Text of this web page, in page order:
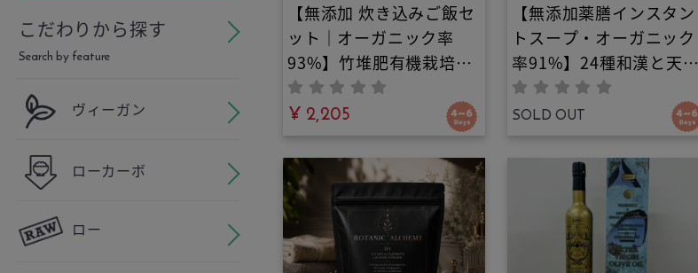
こだわりから探す
Search by feature
ヴィーガン
ローカーボ
ロー
【無添加 炊き込みご飯セ
ット｜オーガニック率
93%】竹堆肥有機栽培米
と24種和漢の極み養生炊
き込み御膳キット｜最高
のご褒美御膳を自宅で！
広島産分水嶺米と中医薬
膳師厳選の和漢素材が融
合。ヴィーガン・五葷フ
リーで手軽に温活を叶え
る食養生
¥ 2,205
【無添加薬膳インスタン
トスープ・オーガニック
率91%】24種和漢と天日
干し野菜のオーガニック
養生春雨ヴィーガンスー
プ｜お湯を注ぐだけで本
格薬膳！プチ朝食・夜食
に。広島県産野菜天日干
し。五葷フリー・化学調
味料不使用
SOLD OUT